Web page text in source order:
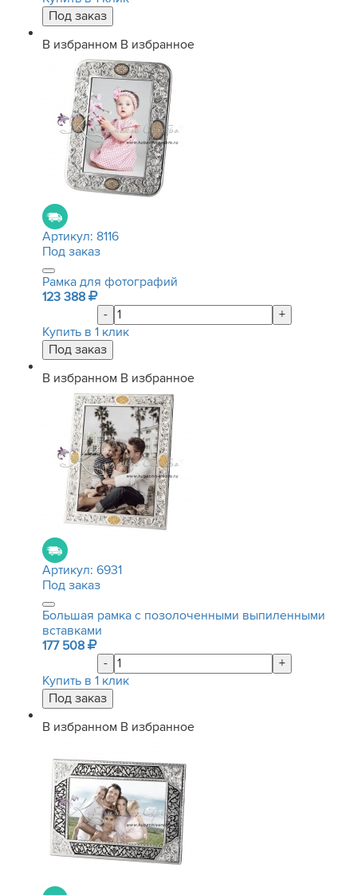
В избранном В избранное
Артикул: 8116
Под заказ
Рамка для фотографий
123 388
-
+
Купить в 1 клик
В избранном В избранное
Артикул: 6931
Под заказ
Большая рамка с позолоченными выпиленными
вставками
177 508
-
+
Купить в 1 клик
В избранном В избранное